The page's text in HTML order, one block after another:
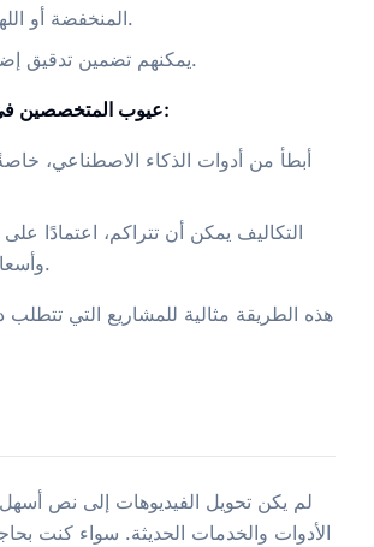
المنخفضة أو اللهجات الصعبة.
يمكنهم تضمين تدقيق إضافي وتنسيق.
عيوب المتخصصين في النسخ البشري:
أبطأ من أدوات الذكاء الاصطناعي،
التكاليف يمكن أن تتراكم، اعتمادًا
وأسعار المستقلين.
هذه الطريقة مثالية للمشاريع التي تتطلب
لم يكن تحويل الفيديوهات إلى نص
الأدوات والخدمات الحديثة. سواء كنت